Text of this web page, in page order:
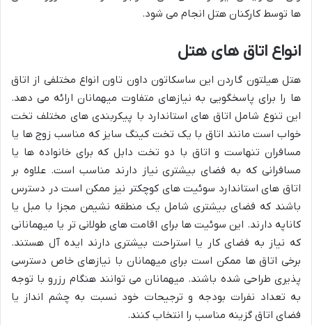
ها توسط کارکنان هتل انجام می شود.
انواع اتاق های هتل
هتل هیلتون گاردن این ساسکاتون داون تاون انواع مختلفی از اتاق
ها را برای پاسخگویی به نیازهای متفاوت میهمانان ارائه می دهد.
این تنوع شامل اتاق های استاندارد با پیکربندی های مختلف تخت
خواب است مانند اتاق با یک تخت کینگ سایز که مناسب زوج ها یا
مسافران تنهاست و اتاق با دو تخت دابل که برای خانواده ها یا
مسافرانی که به فضای بیشتری نیاز دارند مناسب است. علاوه بر
اتاق های استاندارد سوئیت های کوچکتر نیز ممکن است در دسترس
باشند که فضای بیشتری شامل یک منطقه نشیمن مجزا با مبل یا
کاناپه دارند. این سوئیت ها برای اقامت های طولانی تر یا میهمانانی
که نیاز به فضای کار یا استراحت بیشتری دارند ایده آل هستند.
برخی اتاق ها ممکن است برای میهمانان با نیازهای خاص دسترسی
پذیری طراحی شده باشند. میهمانان می توانند هنگام رزرو با توجه
به تعداد نفرات بودجه و ترجیحات خود نسبت به چشم انداز یا
فضای اتاق گزینه مناسب را انتخاب کنند.